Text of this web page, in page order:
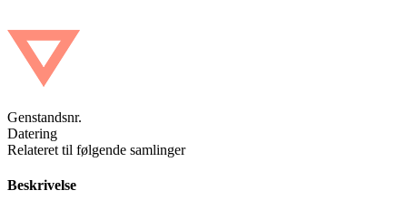
Genstandsnr.
Datering
Relateret til følgende samlinger
Beskrivelse